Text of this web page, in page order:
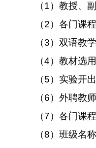
（1）教授、
（2）各门课
（3）双语教
（4）教材选
（5）实验开
（6）外聘教
（7）各门课
（8）班级名